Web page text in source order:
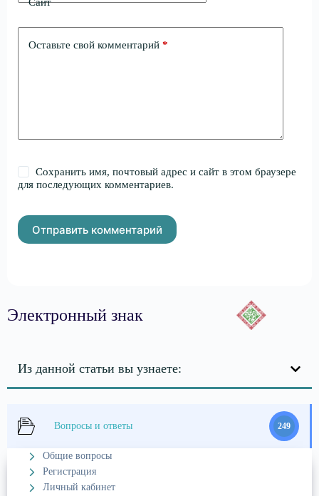
Оставьте свой комментарий *
Сохранить имя, почтовый адрес и сайт в этом браузере
для последующих комментариев.
Отправить комментарий
Электронный знак
Из данной статьи вы узнаете:
Вопросы и ответы 249
Общие вопросы
Регистрация
Личный кабинет